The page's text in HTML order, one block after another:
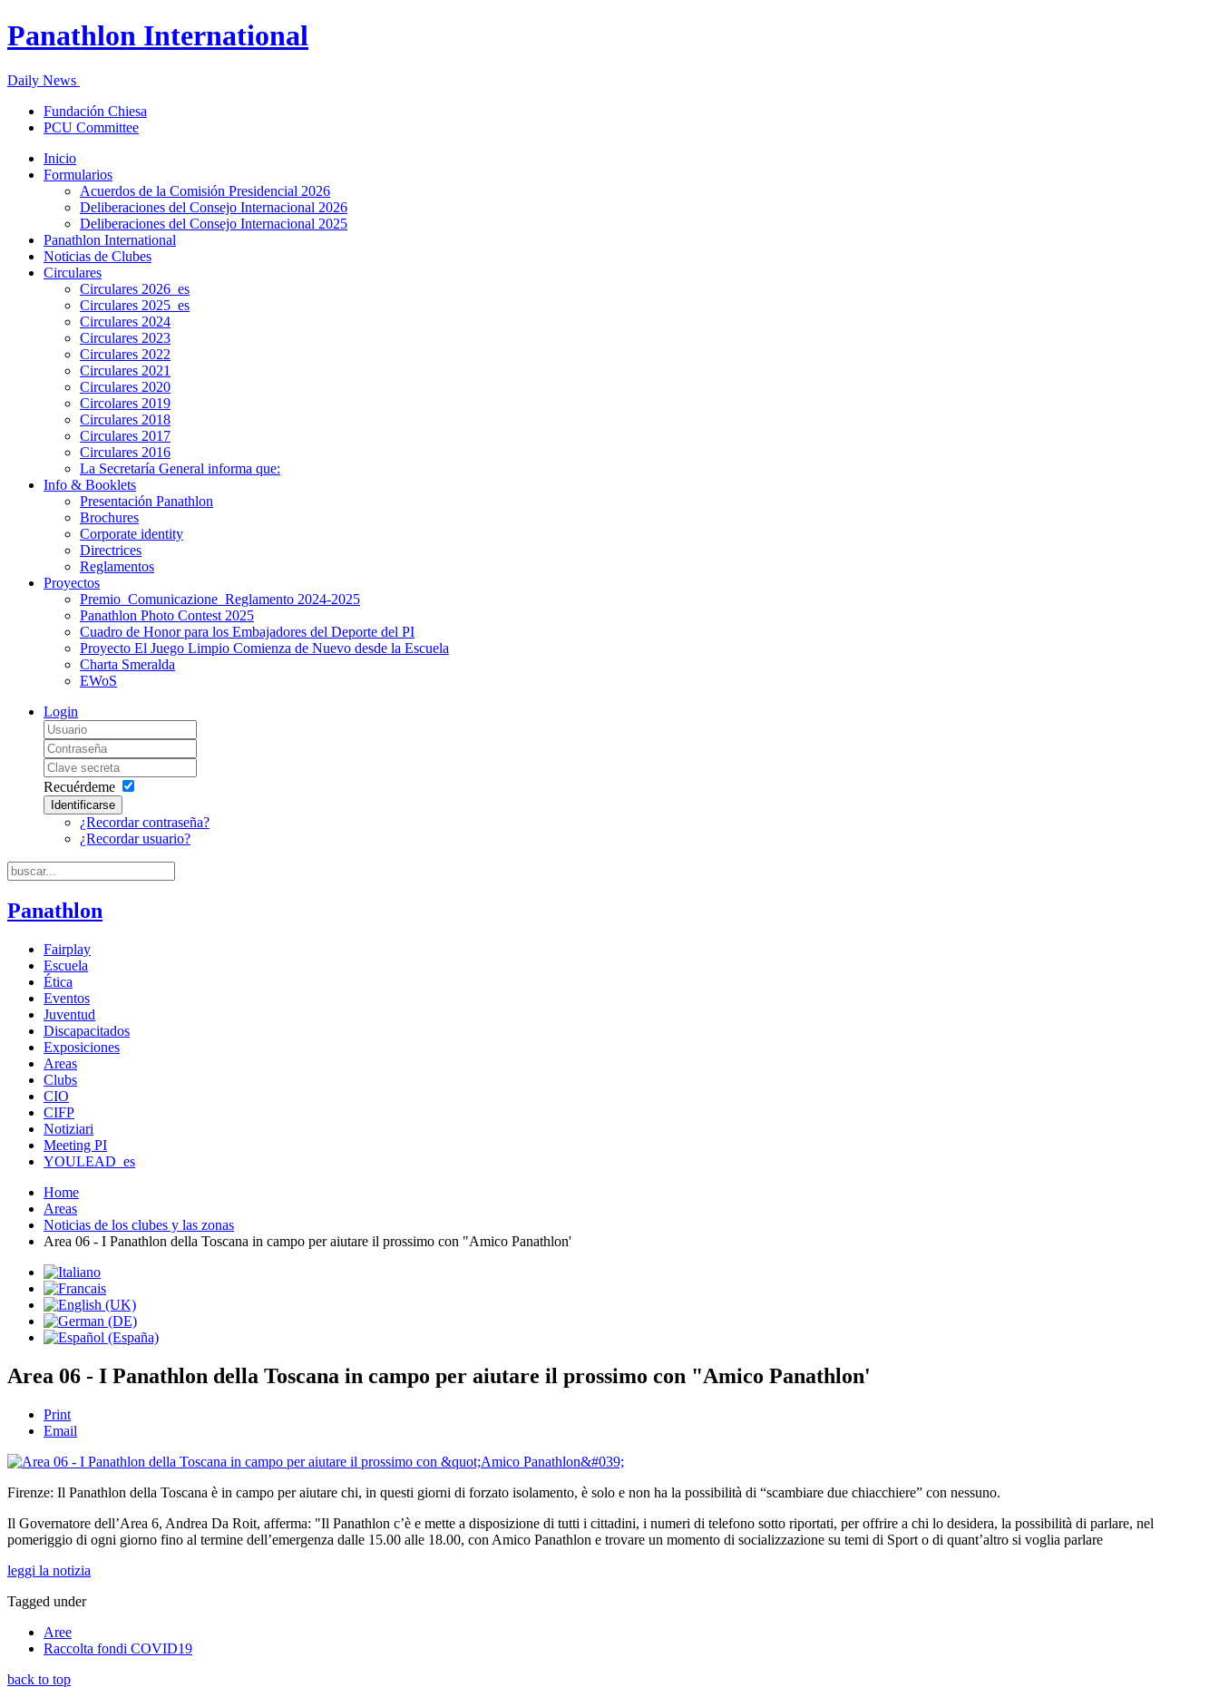
Panathlon International
Daily News
Fundación Chiesa
PCU Committee
Inicio
Formularios
Acuerdos de la Comisión Presidencial 2026
Deliberaciones del Consejo Internacional 2026
Deliberaciones del Consejo Internacional 2025
Panathlon International
Noticias de Clubes
Circulares
Circulares 2026_es
Circulares 2025_es
Circulares 2024
Circulares 2023
Circulares 2022
Circulares 2021
Circulares 2020
Circolares 2019
Circulares 2018
Circulares 2017
Circulares 2016
La Secretaría General informa que:
Info & Booklets
Presentación Panathlon
Brochures
Corporate identity
Directrices
Reglamentos
Proyectos
Premio_Comunicazione_Reglamento 2024-2025
Panathlon Photo Contest 2025
Cuadro de Honor para los Embajadores del Deporte del PI
Proyecto El Juego Limpio Comienza de Nuevo desde la Escuela
Charta Smeralda
EWoS
Login
Recuérdeme
Identificarse
¿Recordar contraseña?
¿Recordar usuario?
Panathlon
Fairplay
Escuela
Ética
Eventos
Juventud
Discapacitados
Exposiciones
Areas
Clubs
CIO
CIFP
Notiziari
Meeting PI
YOULEAD_es
Home
Areas
Noticias de los clubes y las zonas
Area 06 - I Panathlon della Toscana in campo per aiutare il prossimo con "Amico Panathlon'
Area 06 - I Panathlon della Toscana in campo per aiutare il prossimo con "Amico Panathlon'
Print
Email
Firenze: Il Panathlon della Toscana è in campo per aiutare chi, in questi giorni di forzato isolamento, è solo e non ha la possibilità di “scambiare due chiacchiere” con nessuno.
Il Governatore dell’Area 6, Andrea Da Roit, afferma: "Il Panathlon c’è e mette a disposizione di tutti i cittadini, i numeri di telefono sotto riportati, per offrire a chi lo desidera, la possibilità di parlare, nel
pomeriggio di ogni giorno fino al termine dell’emergenza dalle 15.00 alle 18.00, con Amico Panathlon e trovare un momento di socializzazione su temi di Sport o di quant’altro si voglia parlare
leggi la notizia
Tagged under
Aree
Raccolta fondi COVID19
back to top